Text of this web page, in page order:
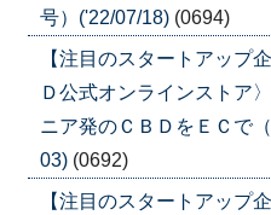
号）('22/07/18) (0694)
【注目のスタートアッ
Ｄ公式オンラインストア
ニア発のＣＢＤをＥＣで
03) (0692)
【注目のスタートアッ